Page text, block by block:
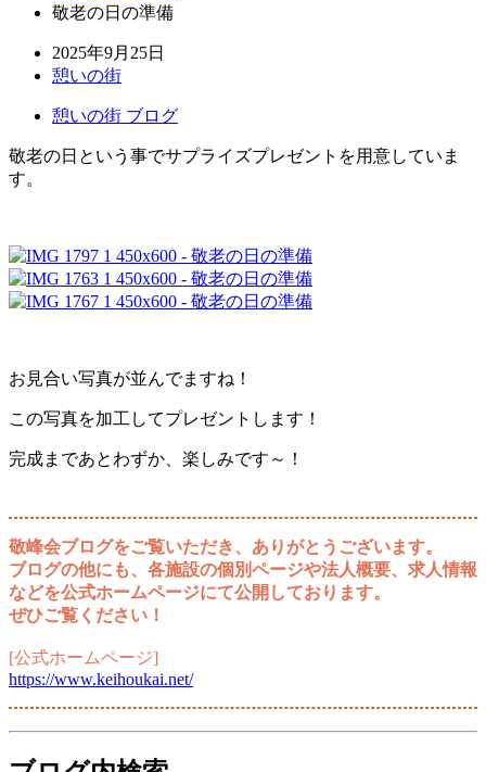
敬老の日の準備
2025年9月25日
憩いの街
憩いの街 ブログ
敬老の日という事でサプライズプレゼントを用意していま
す。
お見合い写真が並んでますね！
この写真を加工してプレゼントします！
完成まであとわずか、楽しみです～！
敬峰会ブログをご覧いただき、ありがとうございます。
ブログの他にも、各施設の個別ページや法人概要、求人情報
などを公式ホームページにて公開しております。
ぜひご覧ください！
[公式ホームページ]
https://www.keihoukai.net/